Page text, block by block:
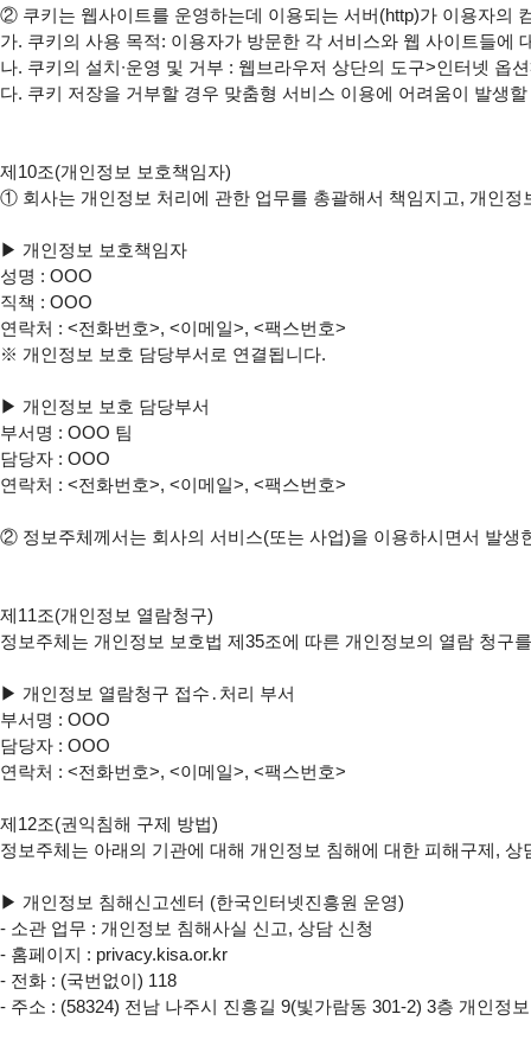
② 쿠키는 웹사이트를 운영하는데 이용되는 서버(http)가 이용자의
가. 쿠키의 사용 목적: 이용자가 방문한 각 서비스와 웹 사이트들에
나. 쿠키의 설치∙운영 및 거부 : 웹브라우저 상단의 도구>인터넷
다. 쿠키 저장을 거부할 경우 맞춤형 서비스 이용에 어려움이 발생
① 회사는 개인정보 처리에 관한 업무를 총괄해서 책임지고, 개인
▶ 개인정보 보호책임자
성명 : OOO
직책 : OOO
연락처 : <전화번호>, <이메일>, <팩스번호>
※ 개인정보 보호 담당부서로 연결됩니다.
▶ 개인정보 보호 담당부서
부서명 : OOO 팀
담당자 : OOO
연락처 : <전화번호>, <이메일>, <팩스번호>
② 정보주체께서는 회사의 서비스(또는 사업)을 이용하시면서 발
제11조(개인정보 열람청구)
정보주체는 개인정보 보호법 제35조에 따른 개인정보의 열람 청
▶ 개인정보 열람청구 접수․처리 부서
부서명 : OOO
담당자 : OOO
연락처 : <전화번호>, <이메일>, <팩스번호>
제12조(권익침해 구제 방법)
정보주체는 아래의 기관에 대해 개인정보 침해에 대한 피해구제,
▶ 개인정보 침해신고센터 (한국인터넷진흥원 운영)
- 소관 업무 : 개인정보 침해사실 신고, 상담 신청
- 홈페이지 : privacy.kisa.or.kr
- 전화 : (국번없이) 118
- 주소 : (58324) 전남 나주시 진흥길 9(빛가람동 301-2) 3층 개인정